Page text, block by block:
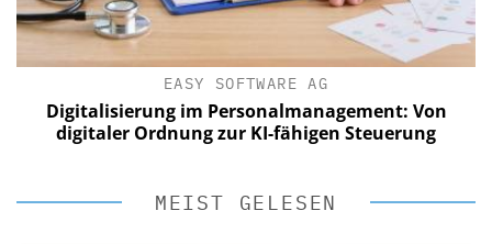
EASY SOFTWARE AG
Digitalisierung im Personalmanagement: Von
digitaler Ordnung zur KI-fähigen Steuerung
MEIST GELESEN